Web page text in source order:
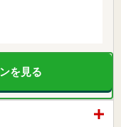
を見る